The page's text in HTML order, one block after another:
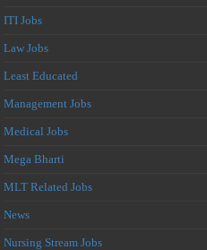
ITI Jobs
Law Jobs
Least Educated
Management Jobs
Medical Jobs
Mega Bharti
MLT Related Jobs
News
Nursing Stream Jobs